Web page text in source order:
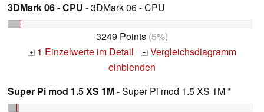
3DMark 06 - CPU - 3DMark 06 - CPU
3249 Points (5%)
+ 1 Einzelwerte im Detail + Vergleichsdiagramm
einblenden
Super Pi mod 1.5 XS 1M- Super Pi mod 1.5 XS 1M *